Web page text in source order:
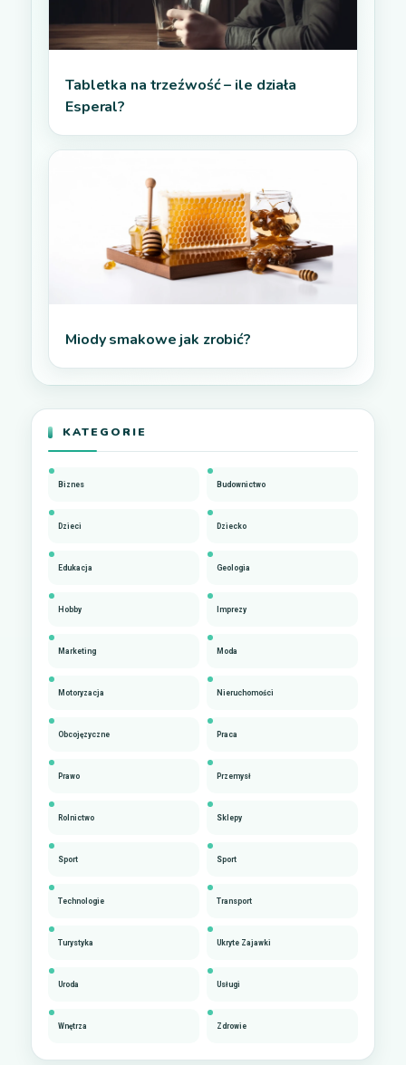
Tabletka na trzeźwość – ile działa
Esperal?
Miody smakowe jak zrobić?
KATEGORIE
Biznes Budownictwo
Dzieci Dziecko
Edukacja Geologia
Hobby Imprezy
Marketing Moda
Motoryzacja Nieruchomości
Obcojęzyczne Praca
Prawo Przemysł
Rolnictwo Sklepy
Sport Sport
Technologie Transport
Turystyka Ukryte Zajawki
Uroda Usługi
Wnętrza Zdrowie